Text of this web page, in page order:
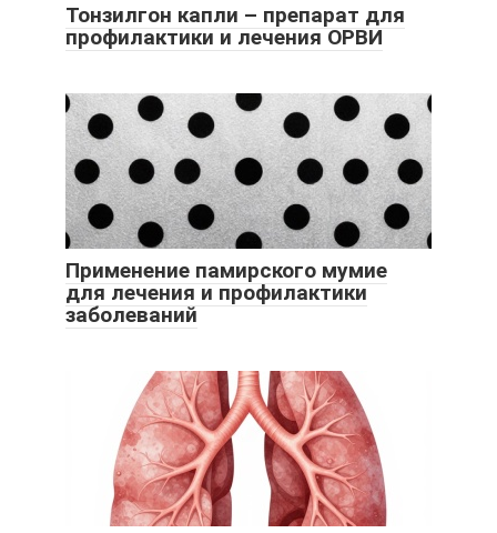
Тонзилгон капли – препарат для
профилактики и лечения ОРВИ
Применение памирского мумие
для лечения и профилактики
заболеваний